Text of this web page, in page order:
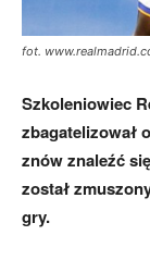
fot.
Szkoleniowiec
zbagatelizował
znów znaleźć
został
gry.